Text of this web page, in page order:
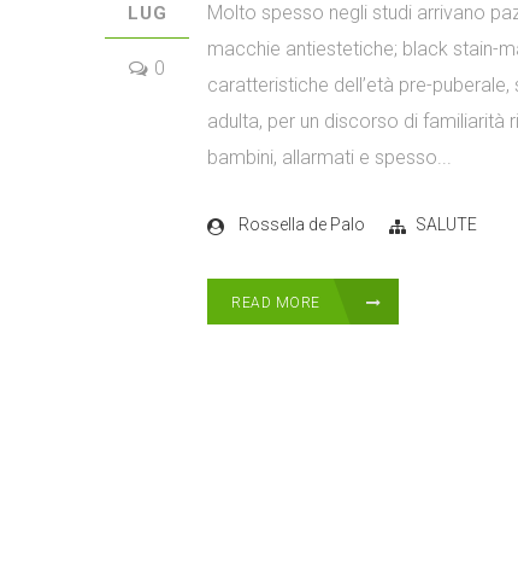
LUG
0
Molto spesso negli studi arrivano
macchie antiestetiche; black stain-
caratteristiche dell’età pre-
adulta, per un discorso di
bambini, allarmati e spesso...
Rossella de Palo SALUTE
READ MORE